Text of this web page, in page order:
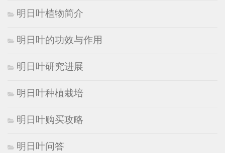
明日叶植物简介
明日叶的功效与作用
明日叶研究进展
明日叶种植栽培
明日叶购买攻略
明日叶问答